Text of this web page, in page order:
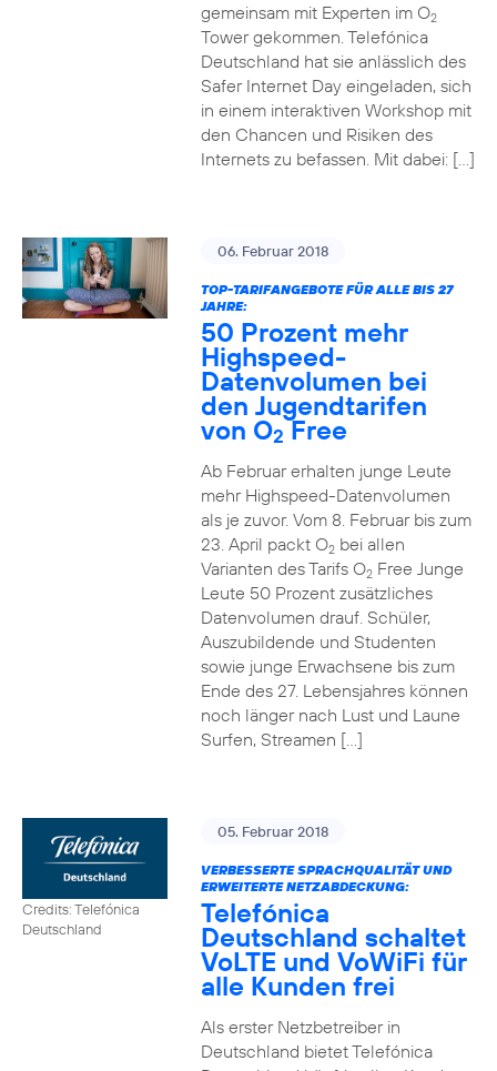
gemeinsam mit Experten im O2
Tower gekommen. Telefónica
Deutschland hat sie anlässlich des
Safer Internet Day eingeladen, sich
in einem interaktiven Workshop mit
den Chancen und Risiken des
Internets zu befassen. Mit dabei: […]
06. Februar 2018
TOP-TARIFANGEBOTE FÜR ALLE BIS 27
JAHRE:
50 Prozent mehr
Highspeed-
Datenvolumen bei
den Jugendtarifen
von O2Free
Ab Februar erhalten junge Leute
mehr Highspeed-Datenvolumen
als je zuvor. Vom 8. Februar bis zum
23. April packt O2bei allen
Varianten des Tarifs O2Free Junge
Leute 50 Prozent zusätzliches
Datenvolumen drauf. Schüler,
Auszubildende und Studenten
sowie junge Erwachsene bis zum
Ende des 27. Lebensjahres können
noch länger nach Lust und Laune
Surfen, Streamen […]
Credits: Telefónica
Deutschland
05. Februar 2018
VERBESSERTE SPRACHQUALITÄT UND
ERWEITERTE NETZABDECKUNG:
Telefónica
Deutschland schaltet
VoLTE und VoWiFi für
alle Kunden frei
Als erster Netzbetreiber in
Deutschland bietet Telefónica